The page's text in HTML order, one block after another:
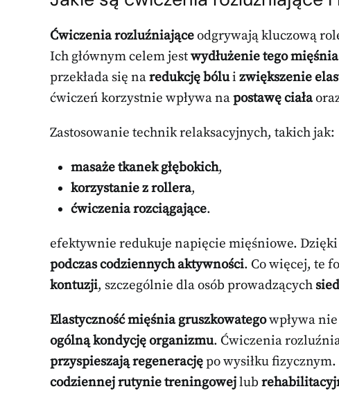
Ćwiczenia rozluźniająceodgrywają kluczową
Ich głównym celem jestwydłużenie tego mięśnia
przekłada się naredukcję bólui zwiększenie
ćwiczeń korzystnie wpływa napostawę ciała
Zastosowanie technik relaksacyjnych, takich jak:
masaże tkanek głębokich,
korzystanie z rollera,
ćwiczenia rozciągające.
efektywnie redukuje napięcie mięśniowe.
podczas codziennych aktywności. Co więcej, te
kontuzji, szczególnie dla osób prowadzących
Elastyczność mięśnia gruszkowategowpływa
ogólną kondycję organizmu. Ćwiczenia
przyspieszają regeneracjępo wysiłku
codziennej rutynie treningowejlub